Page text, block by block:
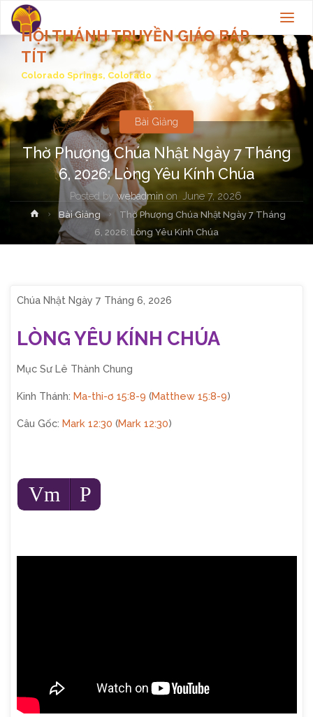
HỘI THÁNH TRUYỀN GIÁO BÁP
TÍT
Colorado Springs, Colorado
Thờ Phượng Chúa Nhật Ngày 7 Tháng
6, 2026: Lòng Yêu Kính Chúa
Posted by webadmin on June 7, 2026
Bài Giảng
HomeBài Giảng
Thờ Phượng Chúa Nhật Ngày 7 Tháng
6, 2026: Lòng Yêu Kính Chúa
Chúa Nhật Ngày 7 Tháng 6, 2026
LÒNG YÊU KÍNH CHÚA
Mục Sư Lê Thành Chung
Kinh Thánh: Ma-thi-ơ 15:8-9 (Matthew 15:8-9)
Câu Gốc: Mark 12:30 (Mark 12:30)
Audio
Player
Vm P